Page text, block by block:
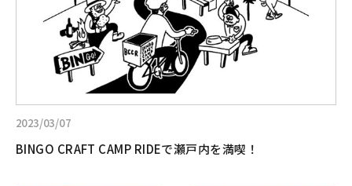
2023/03/07
BINGO CRAFT CAMP RIDEで瀬戸内を満喫！
を
満
喫！